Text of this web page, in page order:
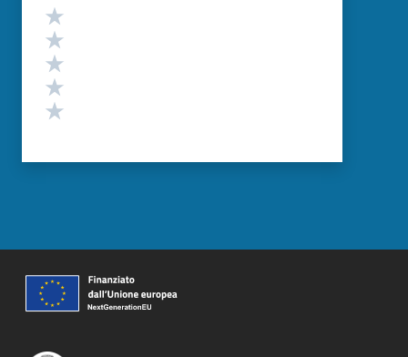
Valutazione